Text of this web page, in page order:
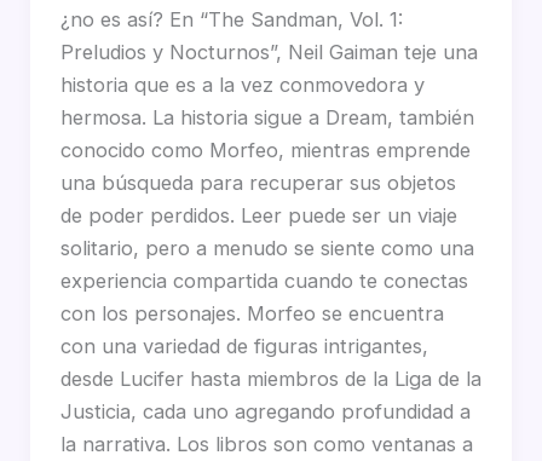
¿no es así? En “The Sandman, Vol. 1:
Preludios y Nocturnos”, Neil Gaiman teje una
historia que es a la vez conmovedora y
hermosa. La historia sigue a Dream, también
conocido como Morfeo, mientras emprende
una búsqueda para recuperar sus objetos
de poder perdidos. Leer puede ser un viaje
solitario, pero a menudo se siente como una
experiencia compartida cuando te conectas
con los personajes. Morfeo se encuentra
con una variedad de figuras intrigantes,
desde Lucifer hasta miembros de la Liga de la
Justicia, cada uno agregando profundidad a
la narrativa. Los libros son como ventanas a